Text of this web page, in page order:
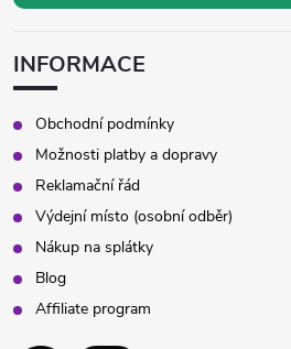
INFORMACE
Obchodní podmínky
Možnosti platby a dopravy
Reklamační řád
Výdejní místo (osobní odběr)
Nákup na splátky
Blog
Affiliate program